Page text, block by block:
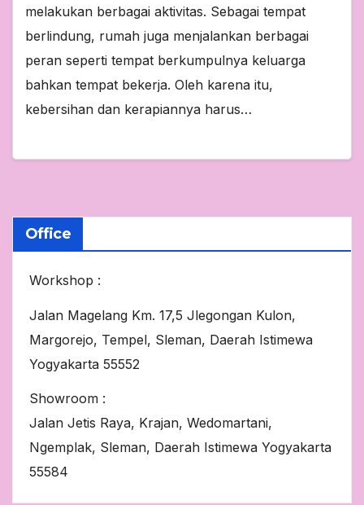
melakukan berbagai aktivitas. Sebagai tempat
berlindung, rumah juga menjalankan berbagai
peran seperti tempat berkumpulnya keluarga
bahkan tempat bekerja. Oleh karena itu,
kebersihan dan kerapiannya harus…
Office
Workshop :
Jalan Magelang Km. 17,5 Jlegongan Kulon,
Margorejo, Tempel, Sleman, Daerah Istimewa
Yogyakarta 55552
Showroom :
Jalan Jetis Raya, Krajan, Wedomartani,
Ngemplak, Sleman, Daerah Istimewa Yogyakarta
55584